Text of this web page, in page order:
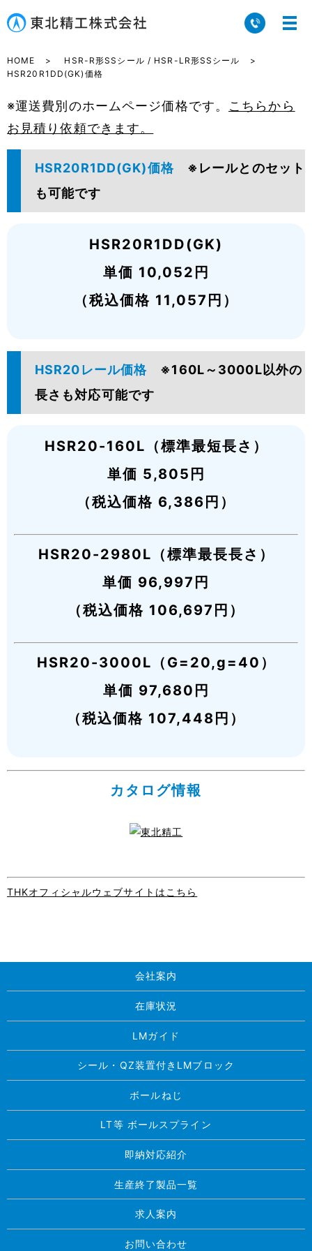
HOME
HSR-R形SSシール / HSR-LR形SSシール
HSR20R1DD(GK)価格
※運送費別のホームページ価格です。 こちらから
お見積り依頼できます。
HSR20R1DD(GK)価格 ※レールとのセット
も可能です
HSR20R1DD(GK)
単価 10,052円
（税込価格 11,057円）
HSR20レール価格 ※160L～3000L以外の
長さも対応可能です
HSR20-160L（標準最短長さ）
単価 5,805円
（税込価格 6,386円）
HSR20-2980L（標準最長長さ）
単価 96,997円
（税込価格 106,697円）
HSR20-3000L（G=20,g=40）
単価 97,680円
（税込価格 107,448円）
カタログ情報
THKオフィシャルウェブサイトはこちら
会社案内
在庫状況
LMガイド
シール・QZ装置付きLMブロック
ボールねじ
LT等 ボールスプライン
即納対応紹介
生産終了製品一覧
求人案内
お問い合わせ